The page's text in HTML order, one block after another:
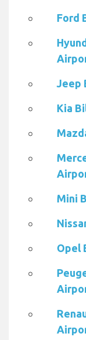
Ford
Jeep
Kia
Mini
Opel